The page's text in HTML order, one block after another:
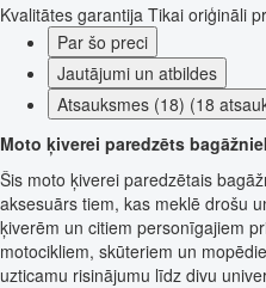
Kvalitātes garantija Tikai oriģināli
Par šo preci
Jautājumi un atbildes
Atsauksmes (18) (18
Moto ķiverei paredzēts
Šis moto ķiverei paredzētais
aksesuārs tiem, kas meklē drošu
ķiverēm un citiem personīgajiem
motocikliem, skūteriem un
uzticamu risinājumu līdz divu